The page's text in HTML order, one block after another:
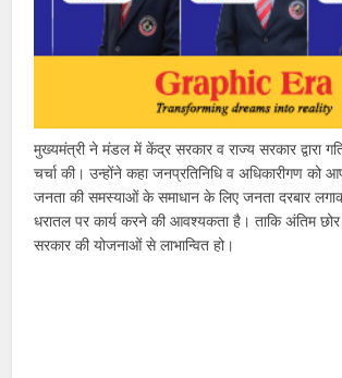
मुख्यमंत्री ने मंडल में केंद्र सरकार व राज्य सरकार द्वारा
चर्चा की। उन्होंने कहा जनप्रतिनिधि व अधिकारीगण को
जनता की समस्याओं के समाधान के लिए जनता दरबार
धरातल पर कार्य करने की आवश्यकता है। ताकि अंतिम
सरकार की योजनाओं से लाभान्वित हो।